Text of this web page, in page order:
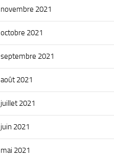
novembre 2021
octobre 2021
septembre 2021
août 2021
juillet 2021
juin 2021
mai 2021